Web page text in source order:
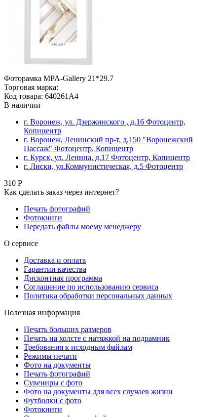
Фоторамка MPA-Gallery 21*29.7
Торговая марка:
Код товара: 640261A4
В наличии
г. Воронеж, ул. Дзержинского , д.16 Фотоцентр,
Копицентр
г. Воронеж, Ленинский пр-т, д.150 "Воронежский
Пассаж" Фотоцентр, Копицентр
г. Курск, ул. Ленина, д.17 Фотоцентр, Копицентр
г. Лиски, ул.Коммунистическая, д.5 Фотоцентр
310 Р
Как сделать заказ через интернет?
Печать фотографий
Фотокниги
Передать файлы моему менеджеру
О сервисе
Доставка и оплата
Гарантии качества
Дисконтная программа
Соглашение по использованию сервиса
Политика обработки персональных данных
Полезная информация
Печать больших размеров
Печать на холсте c натяжкой на подрамник
Требования к исходным файлам
Режимы печати
Фото на документы
Печать фотографий
Сувениры с фото
Фото на документы для всех случаев жизни
Футболки с фото
Фотокниги